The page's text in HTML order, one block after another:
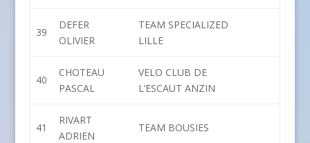
39
DEFER
OLIVIER
TEAM SPECIALIZED
LILLE
40
CHOTEAU
PASCAL
VELO CLUB DE
L’ESCAUT ANZIN
41
RIVART
ADRIEN
TEAM BOUSIES